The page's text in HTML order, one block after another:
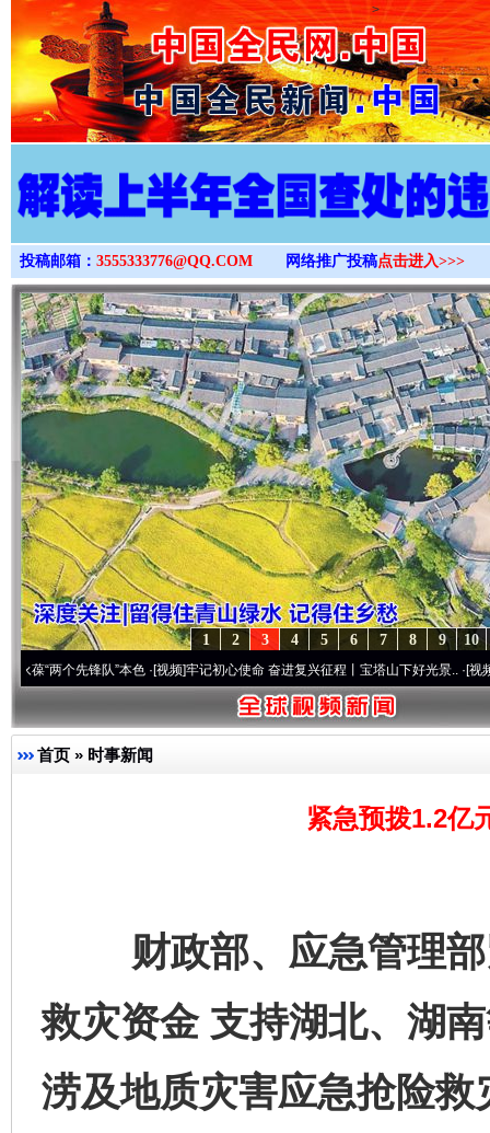
>
投稿邮箱： 3555333776@QQ.COM 网络推广投稿点击进入>>>
10
9
8
7
6
5
4
3
2
1
先锋队”本色·[视频]牢记初心使命 奋进复兴征程丨宝塔山下好光景..·[视频]因党而
首页 » 时事新闻
紧急预拨1.2亿
财政部、应急管理部
救灾资金 支持湖北、湖
涝及地质灾害应急抢险救